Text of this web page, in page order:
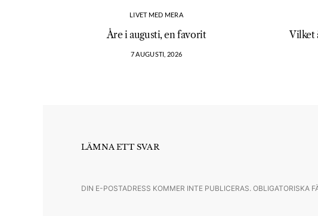
LIVET MED MERA
Åre i augusti, en favorit
7 AUGUSTI, 2026
Vilket
LÄMNA ETT SVAR
DIN E-POSTADRESS KOMMER INTE PUBLICERAS. OBLIGATORISKA